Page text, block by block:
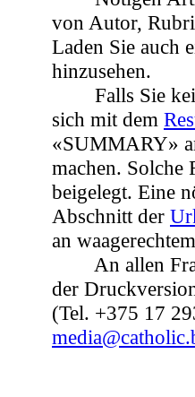
von Autor,
Laden Sie auch
hinzusehen.
Falls Sie kein
sich mit dem
«SUMMARY»
machen. Solche
beigelegt. Eine
Abschnitt der
an
An allen
der
(Tel. +375 17